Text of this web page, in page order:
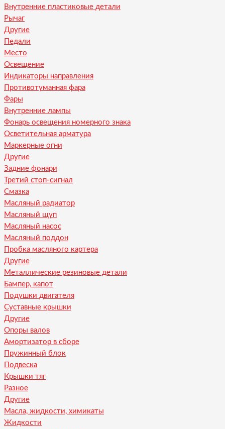
Внутренние пластиковые детали
Рычаг
Другие
Педали
Место
Освещение
Индикаторы направления
Противотуманная фара
Фары
Внутренние лампы
Фонарь освещения номерного знака
Осветительная арматура
Маркерные огни
Другие
Задние фонари
Третий стоп-сигнал
Смазка
Масляный радиатор
Масляный щуп
Масляный насос
Масляный поддон
Пробка масляного картера
Другие
Металлические резиновые детали
Бампер, капот
Подушки двигателя
Суставные крышки
Другие
Опоры валов
Амортизатор в сборе
Пружинный блок
Подвеска
Крышки тяг
Разное
Другие
Масла, жидкости, химикаты
Жидкости